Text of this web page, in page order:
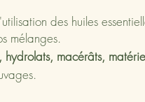
des huiles
mélanges.
hydrolats, macérâts,